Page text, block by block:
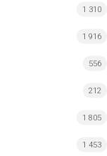
1 310
1 916
556
212
1 805
1 453